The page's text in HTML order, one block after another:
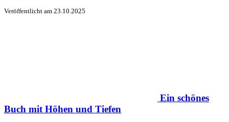
Veröffentlicht am 23.10.2025
Ein schönes
Buch mit Höhen und Tiefen